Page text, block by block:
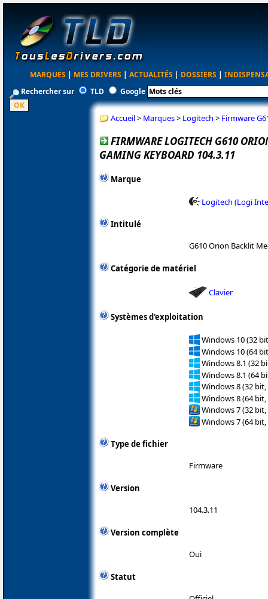
MARQUES | MES DRIVERS | ACTUALITÉS | DOSSIERS |
Rechercher sur
TLD Google
Accueil> Marques> Logitech > Firmware
FIRMWARE LOGITECH G610
GAMING KEYBOARD 104.3.11
Marque
Logitech (Logi
Intitulé
G610 Orion Backlit
Catégorie de matériel
Clavier
Systèmes d'exploitation
Windows 10 (32
Windows 10 (64
Windows 8.1 (32
Windows 8.1 (64
Windows 8 (32 bit,
Windows 8 (64 bit,
Windows 7 (32 bit,
Windows 7 (64 bit,
Type de fichier
Firmware
Version
104.3.11
Version complète
Oui
Statut